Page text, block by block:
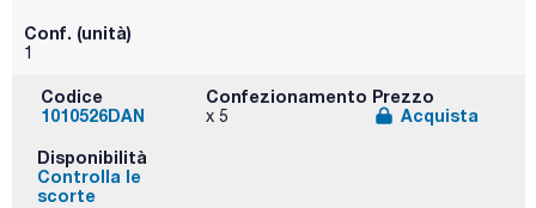
Conf. (unità)
1
Codice
1010526DAN
Confezionamento
x 5
Prezzo
Acquista
Disponibilità
Controlla le
scorte